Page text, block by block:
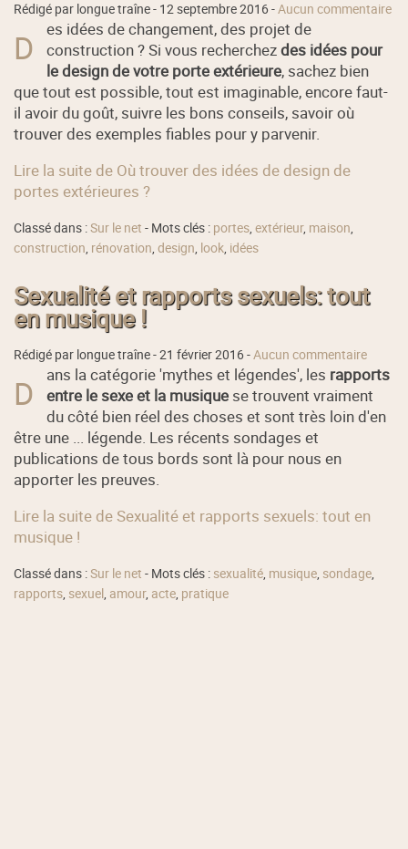
Rédigé par longue traîne - 12 septembre 2016-Aucun commentaire
D
es idées de changement, des projet de
construction ? Si vous recherchezdes idées pour
le design de votre porte extérieure, sachez bien
que tout est possible, tout est imaginable, encore faut-
il avoir du goût, suivre les bons conseils, savoir où
trouver des exemples fiables pour y parvenir.
Lire la suite de Où trouver des idées de design de
portes extérieures ?
Classé dans :Sur le net - Mots clés : portes,extérieur, maison,
construction, rénovation,design, look, idées
Sexualité et rapports sexuels: tout
en musique !
Rédigé par longue traîne -21 février 2016-Aucun commentaire
D ans la catégorie 'mythes et légendes', les rapports
entre le sexe et la musique se trouvent vraiment
du côté bien réel des choses et sont très loin d'en
être une ... légende. Les récents sondages et
publications de tous bords sont là pour nous en
apporter les preuves.
Lire la suite de Sexualité et rapports sexuels: tout en
musique !
Classé dans :Sur le net - Mots clés : sexualité, musique, sondage,
rapports, sexuel, amour, acte, pratique